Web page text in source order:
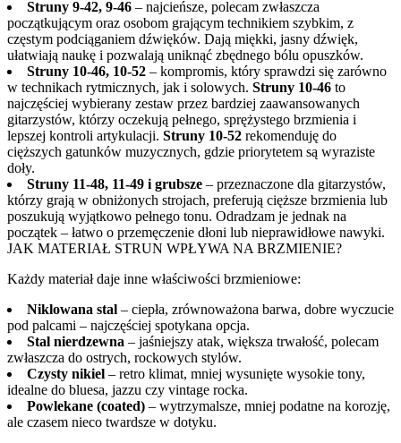
Struny 9-42, 9-46 – najcieńsze, polecam zwłaszcza
początkującym oraz osobom grającym technikiem szybkim, z
częstym podciąganiem dźwięków. Dają miękki, jasny dźwięk,
ułatwiają naukę i pozwalają uniknąć zbędnego bólu opuszków.
Struny 10-46, 10-52 – kompromis, który sprawdzi się zarówno
w technikach rytmicznych, jak i solowych. Struny 10-46 to
najczęściej wybierany zestaw przez bardziej zaawansowanych
gitarzystów, którzy oczekują pełnego, sprężystego brzmienia i
lepszej kontroli artykulacji. Struny 10-52 rekomenduję do
cięższych gatunków muzycznych, gdzie priorytetem są wyraziste
doły.
Struny 11-48, 11-49 i grubsze – przeznaczone dla gitarzystów,
którzy grają w obniżonych strojach, preferują cięższe brzmienia lub
poszukują wyjątkowo pełnego tonu. Odradzam je jednak na
początek – łatwo o przemęczenie dłoni lub nieprawidłowe nawyki.
JAK MATERIAŁ STRUN WPŁYWA NA BRZMIENIE?
Każdy materiał daje inne właściwości brzmieniowe:
Niklowana stal – ciepła, zrównoważona barwa, dobre wyczucie
pod palcami – najczęściej spotykana opcja.
Stal nierdzewna – jaśniejszy atak, większa trwałość, polecam
zwłaszcza do ostrych, rockowych stylów.
Czysty nikiel – retro klimat, mniej wysunięte wysokie tony,
idealne do bluesa, jazzu czy vintage rocka.
Powlekane (coated) – wytrzymalsze, mniej podatne na korozję,
ale czasem nieco twardsze w dotyku.